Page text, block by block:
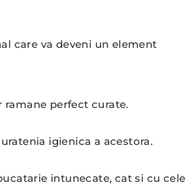
care va deveni un element
ramane perfect curate.
igienica a acestora.
intunecate, cat si cu cele